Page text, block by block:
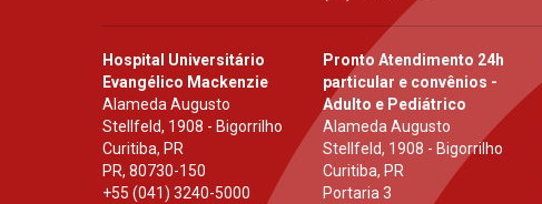
Hospital Universitário
Evangélico Mackenzie
Alameda Augusto
Stellfeld, 1908 - Bigorrilho
Curitiba, PR
PR, 80730-150
+55 (041) 3240-5000
Pronto Atendimento 24h
particular e convênios -
Adulto e Pediátrico
Alameda Augusto
Stellfeld, 1908 - Bigorrilho
Curitiba, PR
Portaria 3